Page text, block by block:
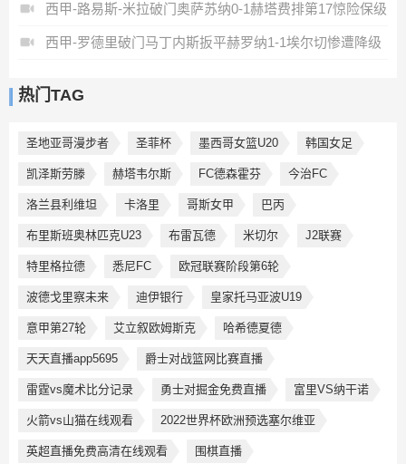
西甲-路易斯-米拉破门奥萨苏纳0-1赫塔费排第17惊险保级
西甲-罗德里破门马丁内斯扳平赫罗纳1-1埃尔切惨遭降级
热门TAG
圣地亚哥漫步者 圣菲杯 墨西哥女篮U20 韩国女足
凯泽斯劳滕 赫塔韦尔斯 FC德森霍芬 今治FC
洛兰县利维坦 卡洛里 哥斯女甲 巴丙
布里斯班奥林匹克U23 布雷瓦德 米切尔 J2联赛
特里格拉德 悉尼FC 欧冠联赛阶段第6轮
波德戈里察未来 迪伊银行 皇家托马亚波U19
意甲第27轮 艾立叙欧姆斯克 哈希德夏德
天天直播app5695 爵士对战篮网比赛直播
雷霆vs魔术比分记录 勇士对掘金免费直播 富里VS纳干诺
火箭vs山猫在线观看 2022世界杯欧洲预选塞尔维亚
英超直播免费高清在线观看 围棋直播